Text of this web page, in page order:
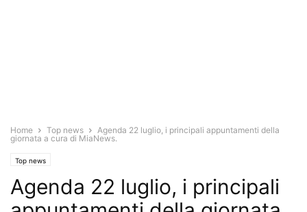
Home Top news
Agenda 22 luglio, i principali appuntamenti della
giornata a cura di MiaNews.
Top news
Agenda 22 luglio, i principali